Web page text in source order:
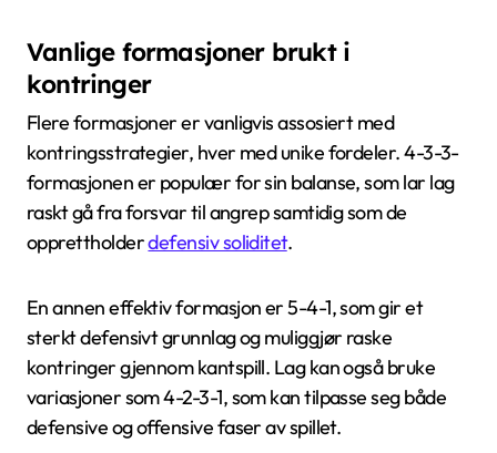
Vanlige formasjoner brukt i
kontringer
Flere formasjoner er vanligvis assosiert med
kontringsstrategier, hver med unike fordeler. 4-3-3-
formasjonen er populær for sin balanse, som lar lag
raskt gå fra forsvar til angrep samtidig som de
opprettholderdefensiv soliditet.
En annen effektiv formasjon er 5-4-1, som gir et
sterkt defensivt grunnlag og muliggjør raske
kontringer gjennom kantspill. Lag kan også bruke
variasjoner som 4-2-3-1, som kan tilpasse seg både
defensive og offensive faser av spillet.